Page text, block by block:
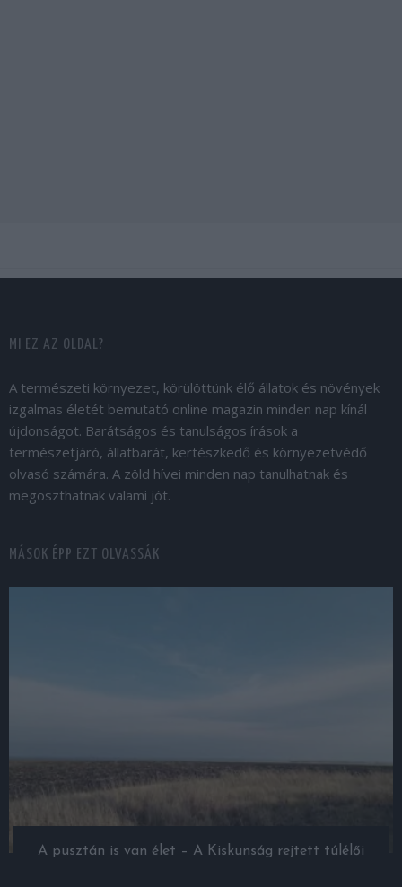
MI EZ AZ OLDAL?
A természeti környezet, körülöttünk élő állatok és növények
izgalmas életét bemutató online magazin minden nap kínál
újdonságot. Barátságos és tanulságos írások a
természetjáró, állatbarát, kertészkedő és környezetvédő
olvasó számára. A zöld hívei minden nap tanulhatnak és
megoszthatnak valami jót.
MÁSOK ÉPP EZT OLVASSÁK
A pusztán is van élet – A Kiskunság rejtett túlélői